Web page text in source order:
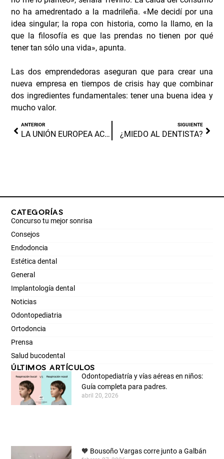
no ha amedrentado a la madrileña. «Me decidí por una
idea singular; la ropa con historia, como la llamo, en la
que la filosofía es que las prendas no tienen por qué
tener tan sólo una vida», apunta.
Las dos emprendedoras aseguran que para crear una
nueva empresa en tiempos de crisis hay que combinar
dos ingredientes fundamentales: tener una buena idea y
mucho valor.
ANTERIOR
LA UNIÓN EUROPEA ACUERDA MEDIDAS MÁS ESTRICTAS PARA CONTROLAR EL USO DE BLANQUEADORES DENTALES
SIGUIENTE
¿MIEDO AL DENTISTA?
CATEGORÍAS
Concurso tu mejor sonrisa
Consejos
Endodoncia
Estética dental
General
Implantología dental
Noticias
Odontopediatria
Ortodoncia
Prensa
Salud bucodental
ÚLTIMOS ARTÍCULOS
Odontopediatría y vías aéreas en niños:
Guía completa para padres.
abril 20, 2026
🧡 Bousoño Vargas corre junto a Galbán